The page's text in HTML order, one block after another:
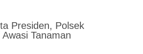
Presiden, Polsek
Tanaman